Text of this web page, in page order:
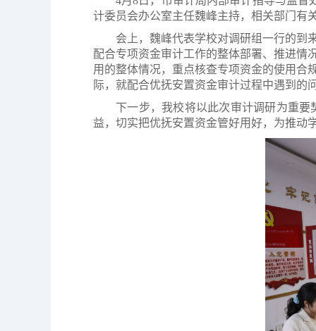
计委员会办公室主任魏峰主持，相关部门有
会上，魏峰代表学校对调研组一行的到
配合专项资金审计工作的整体部署、推进情
用的整体情况，重点核查专项资金的使用合
际，就配合优抚安置资金审计过程中遇到
下一步，我校将以此次审计调研为重
益，切实把优抚安置资金管好用好，为推动